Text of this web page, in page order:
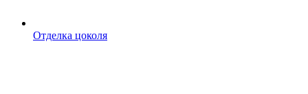
Отделка цоколя